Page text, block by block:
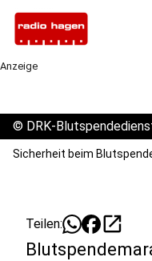
Anzeige
© DRK-
Sicherheit beim
Teilen: open_in_new